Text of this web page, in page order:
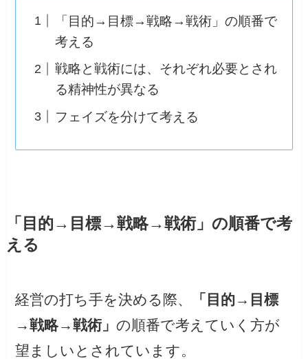
「目的→目標→戦略→戦術」の順番で
考える
戦略と戦術には、それぞれ必要とされ
る精神性が異なる
フェイズを分けて考える
「目的→目標→戦略→戦術」の順番で考
える
経営の打ち手を決める際、
「目的→目標
→戦略→戦術」の順番で考えていく方が
望ましいとされています。